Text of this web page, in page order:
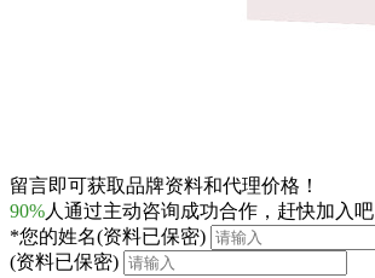
留言即可获取品牌资料和代理价格！
90%人通过主动咨询成功合作，赶快加入吧
*您的姓名(资料已保密)
(资料已保密)